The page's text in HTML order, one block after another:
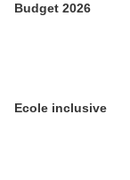
Budget 2026
Ecole inclusive